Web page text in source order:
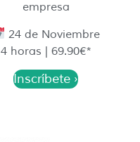
empresa
24 de Noviembre
4 horas | 69.90€*
Inscríbete ›